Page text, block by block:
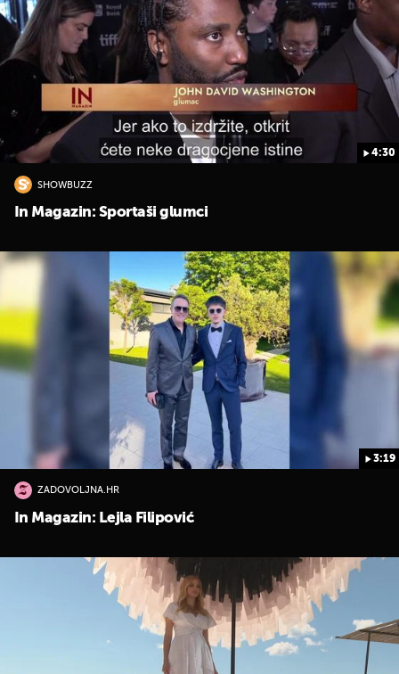
4:30
SHOWBUZZ
In Magazin: Sportaši glumci
3:19
ZADOVOLJNA.HR
In Magazin: Lejla Filipović